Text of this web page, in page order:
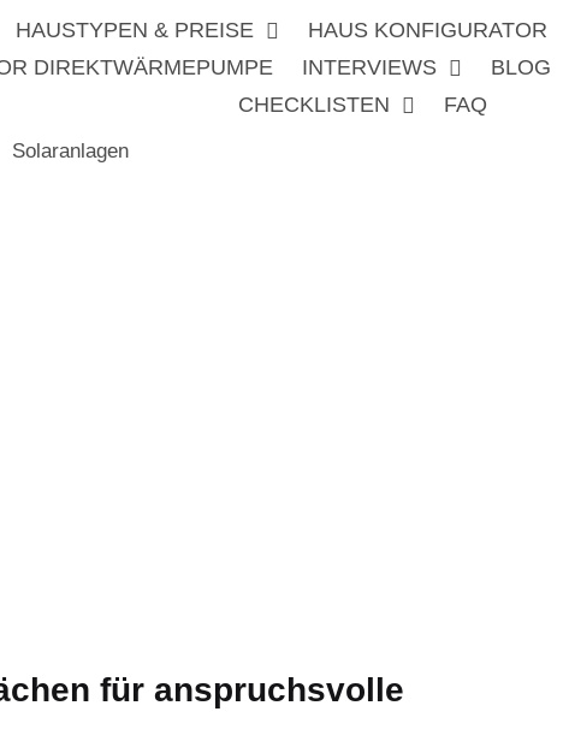
HAUSTYPEN & PREISE HAUS KONFIGURATOR
DIREKTWÄRMEPUMPE
INTERVIEWS BLOG
CHECKLISTEN
FAQ
für anspruchsvolle